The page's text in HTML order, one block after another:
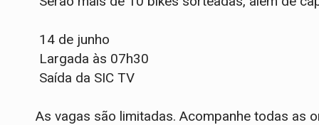
14 de junho
Largada às 07h30
Saída da SIC TV
As vagas são limitadas. Acompanhe todas as